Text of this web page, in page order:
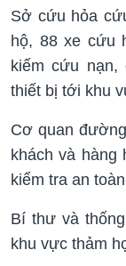
Sở cứu hỏa
hộ, 88 xe cứu
kiếm cứu
thiết bị tới khu
Cơ quan
khách và hàng
kiểm tra an
Bí thư và
khu vực thảm